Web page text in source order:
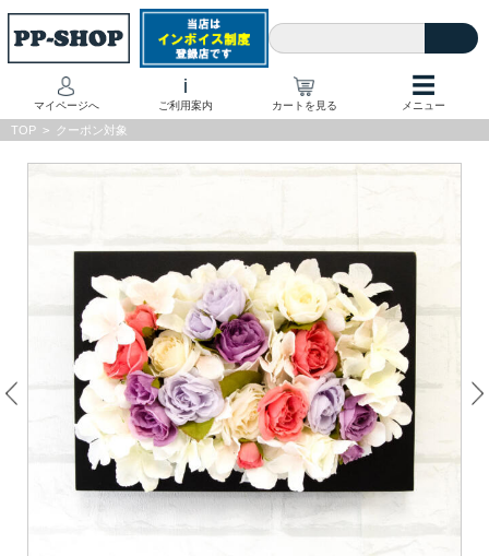
マイページへ
i
ご利用案内 カートを見る
☰
メニュー
TOP > クーポン対象